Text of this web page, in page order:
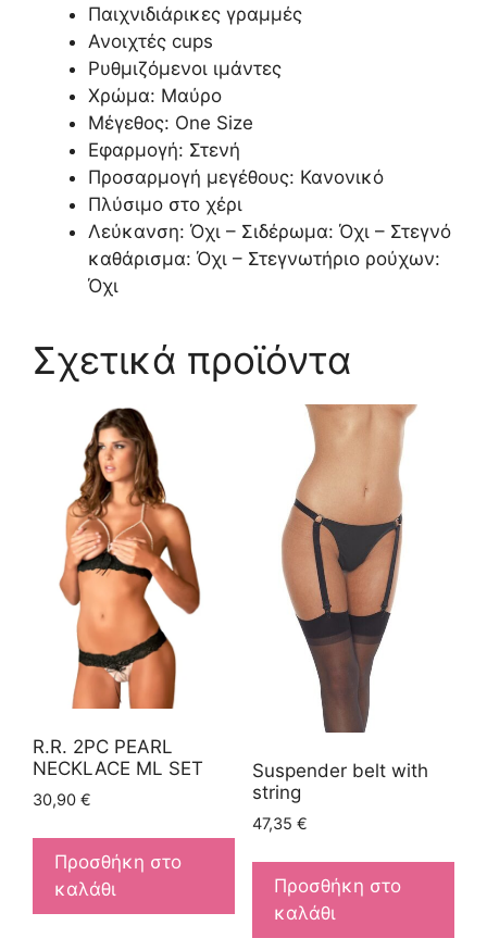
Παιχνιδιάρικες γραμμές
Ανοιχτές cups
Ρυθμιζόμενοι ιμάντες
Χρώμα: Μαύρο
Μέγεθος: One Size
Εφαρμογή: Στενή
Προσαρμογή μεγέθους: Κανονικό
Πλύσιμο στο χέρι
Λεύκανση: Όχι – Σιδέρωμα: Όχι – Στεγνό
καθάρισμα: Όχι – Στεγνωτήριο ρούχων:
Όχι
Σχετικά προϊόντα
R.R. 2PC PEARL
NECKLACE ML SET
30,90 €
Προσθήκη στο
καλάθι
Suspender belt with
string
47,35 €
Προσθήκη στο
καλάθι